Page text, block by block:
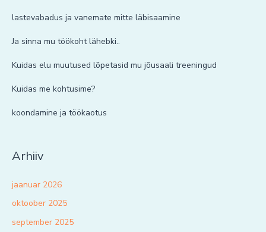
lastevabadus ja vanemate mitte läbisaamine
Ja sinna mu töökoht lähebki..
Kuidas elu muutused lõpetasid mu jõusaali treeningud
Kuidas me kohtusime?
koondamine ja töökaotus
Arhiiv
jaanuar 2026
oktoober 2025
september 2025